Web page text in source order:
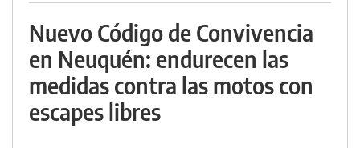
Nuevo Código de Convivencia
en Neuquén: endurecen las
medidas contra las motos con
escapes libres